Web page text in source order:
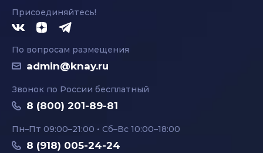
Присоединяйтесь!
По вопросам размещения
admin@knay.ru
Звонок по России бесплатный
8 (800) 201-89-81
Пн–Пт 09:00–21:00 • Сб–Вс 10:00–18:00
8 (918) 005-24-24